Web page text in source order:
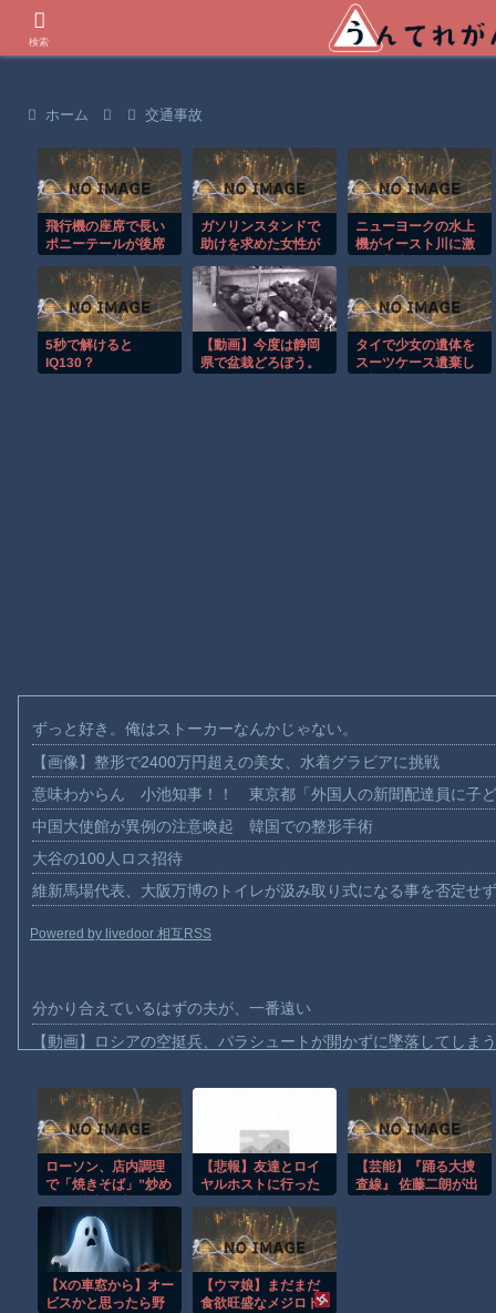
ホーム 交通事故
飛行機の座席で長い
ポニーテールが後席
行為！！
ガソリンスタンドで
助けを求めた女性が
間！！
ニューヨークの水上
機がイースト川に激
瞬間！！
5秒で解けると
IQ130？
【動画】今度は静岡
県で盆栽どろぼう。
タイで少女の遺体を
スーツケース遺棄し
ずっと好き。俺はストーカーなんかじゃない。
【画像】整形で2400万円超えの美女、水着グラビアに挑戦
意味わからん 小池知事！！ 東京都「外国人の新聞配達員に子
中国大使館が異例の注意喚起 韓国での整形手術
大谷の100人ロス招待
維新馬場代表、大阪万博のトイレが汲み取り式になる事を否定せ
Powered by livedoor 相互RSS
分かり合えているはずの夫が、一番遠い
【動画】ロシアの空挺兵、パラシュートが開かずに墜落してしま
【動画】地震発生時の熊本総合病院の手術室の様子が(((ﾟДﾟ)))
【動画】野菜売りのおじさんにドローンを特攻させるおそロシア
【動画】首都高で4tトラックが原因の玉突き事故に巻き込まれた
まだ墓石があるだけマシと見るべきか。今はもう合葬墓ばかり
【動画】新型のさすまた、限界突破ｗｗｗｗｗｗ
【謎】広島県が頑なに「はだしのゲンコラボ喫茶」をやらない理
ローソン、店内調理
で「焼きそば」”炒め
【悲報】友達とロイ
ヤルホストに行った
ｗｗｗ
【芸能】『踊る大捜
査線』 佐藤二朗が出
【Xの車窓から】オー
ビスかと思ったら野
【ウマ娘】まだまだ
食欲旺盛なメジロド
検索